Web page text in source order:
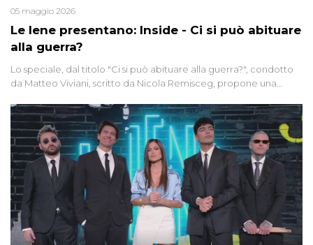
Le Iene presentano: Inside - Ci si può abituare
alla guerra?
05 maggio 2026
Lo speciale, dal titolo "Ci si può abituare alla guerra?", condotto
da Matteo Viviani, scritto da Nicola Remisceg, propone una
di settore - su quanto la guerra sia diventata una realtà pervasiva.
Anche se l'Italia non è direttamente coinvolta in conflitti armati, il
contesto globale rende impossibile considerarla un fenomeno
lontano.